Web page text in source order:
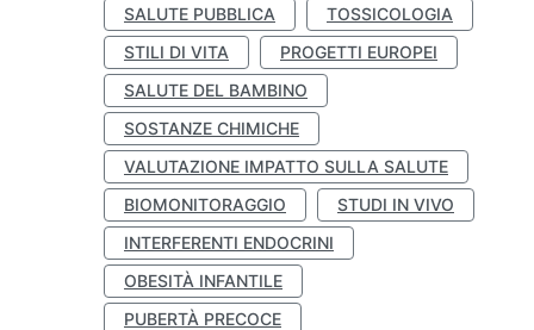
SALUTE PUBBLICA
TOSSICOLOGIA
STILI DI VITA
PROGETTI EUROPEI
SALUTE DEL BAMBINO
SOSTANZE CHIMICHE
VALUTAZIONE IMPATTO SULLA SALUTE
BIOMONITORAGGIO
STUDI IN VIVO
INTERFERENTI ENDOCRINI
OBESITÀ INFANTILE
PUBERTÀ PRECOCE